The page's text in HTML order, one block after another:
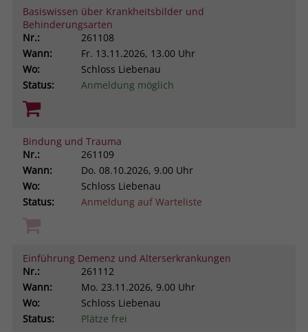
Basiswissen über Krankheitsbilder und
Behinderungsarten
Nr.:
261108
Wann:
Fr. 13.11.2026, 13.00 Uhr
Wo:
Schloss Liebenau
Status:
Anmeldung möglich
Bindung und Trauma
Nr.:
261109
Wann:
Do. 08.10.2026, 9.00 Uhr
Wo:
Schloss Liebenau
Status:
Anmeldung auf Warteliste
Einführung Demenz und Alterserkrankungen
Nr.:
261112
Wann:
Mo. 23.11.2026, 9.00 Uhr
Wo:
Schloss Liebenau
Status:
Plätze frei
Name PHPSESSID
Anbieter stiftung-liebenau.de
Laufzeit Session
allen Seitenanfragen bei.
Zweck
Browsers und die Einstellungen
exklusiv für diese Website zu speichern.
Dadurch wird gewährleistet, dass
Aktionen, die bei späteren Besuchen
derselben Website durchgeführt
werden, mit derselben
Name _clsk
Anbieter www.clarity.ms
Laufzeit 1 Jahr
Zweck
zu speichern und in einer einzigen
Sitzungsaufzeichnung
zusammenzufassen.